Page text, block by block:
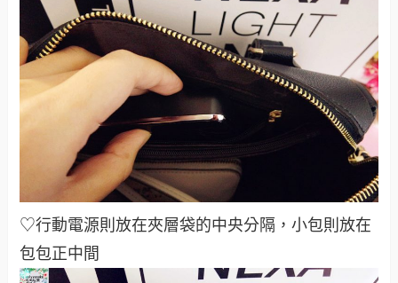
♡行動電源則放在夾層袋的中央分隔，小包則放在
包包正中間